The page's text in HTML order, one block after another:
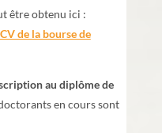
être obtenu ici :
de la bourse de
au diplôme de
en cours sont